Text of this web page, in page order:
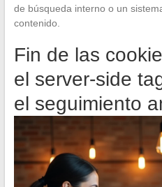
de búsqueda interno o un
contenido.
Fin de las
el server-side
el seguimiento